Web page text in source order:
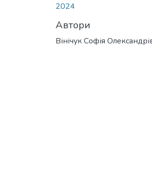
2024
Автори
Вінічук Софія